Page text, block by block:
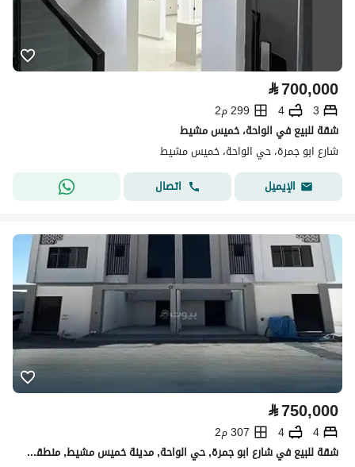
⃁700,000
3
4
299 م2
شقة للبيع في الواحة، خميس مشيط
شارع ابو جمرة، حي الواحة، خميس مشيط
الإيميل
اتصال
⃁750,000
4
4
307 م2
شقة للبيع في شارع ابو جمرة, حي الواحة, مدينة خميس مشيط, منطقة عسير